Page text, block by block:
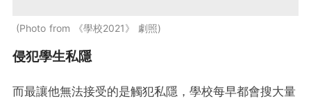
Photo from 《學校2021》 劇照
侵犯學生私隱
而最讓他無法接受的是觸犯私隱，學校每早都會搜大量